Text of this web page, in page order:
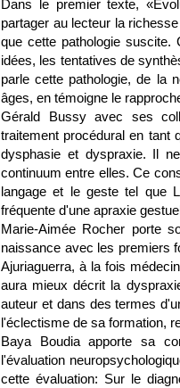
Dans le premier texte,
partager au lecteur la
que cette pathologie
idées, les tentatives de
parle cette pathologie, de la
âges, en témoigne le
Gérald Bussy avec ses
traitement procédural en tant
dysphasie et dyspraxie. Il
continuum entre elles. Ce
langage et le geste tel que
fréquente d'une apraxie
Marie-Aimée Rocher porte
naissance avec les premiers
Ajuriaguerra, à la fois
aura mieux décrit la
auteur et dans des termes
l'éclectisme de sa formation,
Baya Boudia apporte sa
l'évaluation
cette évaluation: Sur le